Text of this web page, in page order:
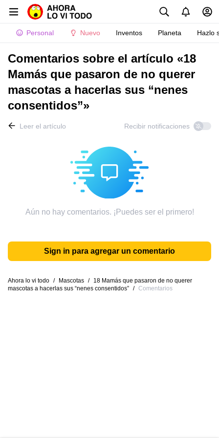
Personal Nuevo Inventos Planeta Hazlo
Comentarios sobre el artículo «18
Mamás que pasaron de no querer
mascotas a hacerlas sus “nenes
consentidos”»
Leer el artículo Recibir notificaciones
Aún no hay comentarios. ¡Puedes ser el primero!
Sign in para agregar un comentario
Ahora lo vi todo / Mascotas /
18 Mamás que pasaron de no querer
mascotas a hacerlas sus “nenes consentidos” / Comentarios